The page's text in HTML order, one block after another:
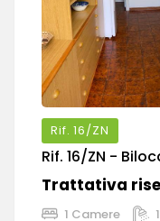
Rif.16/ZN
Rif. 16/ZN -
Trattativa
1 Camere